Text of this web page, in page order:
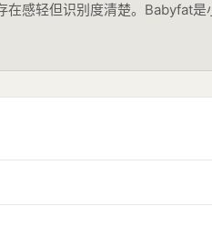
感轻但识别度清楚。Babyfat